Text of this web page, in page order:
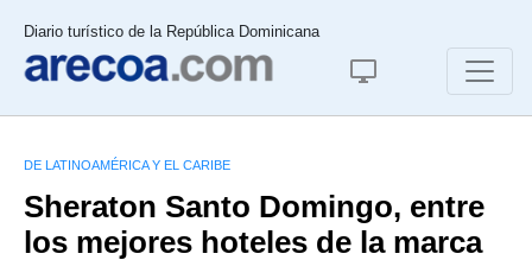
Diario turístico de la República Dominicana
DE LATINOAMÉRICA Y EL CARIBE
Sheraton Santo Domingo, entre
los mejores hoteles de la marca